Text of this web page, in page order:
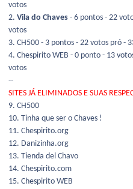
votos
2. Vila do Chaves - 6 pontos - 22
votos
3. CH500 - 3 pontos - 22 votos pró -
4. Chespirito WEB - 0 ponto - 13
votos
--
SITES JÁ ELIMINADOS E SUAS
9. CH500
10. Tinha que ser o Chaves !
11. Chespirito.org
12. Danizinha.org
13. Tienda del Chavo
14. Chespirito.com
15. Chespirito WEB